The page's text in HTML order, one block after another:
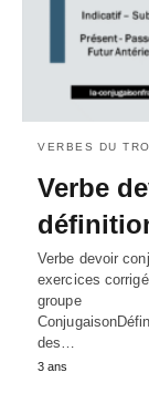
VERBES DU
Verbe
Verbe devoir
exercices
groupe
des…
3 ans